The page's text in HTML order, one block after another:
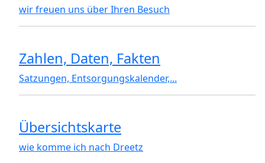
wir freuen uns über Ihren Besuch
Zahlen, Daten, Fakten
Satzungen, Entsorgungskalender,...
Übersichtskarte
wie komme ich nach Dreetz